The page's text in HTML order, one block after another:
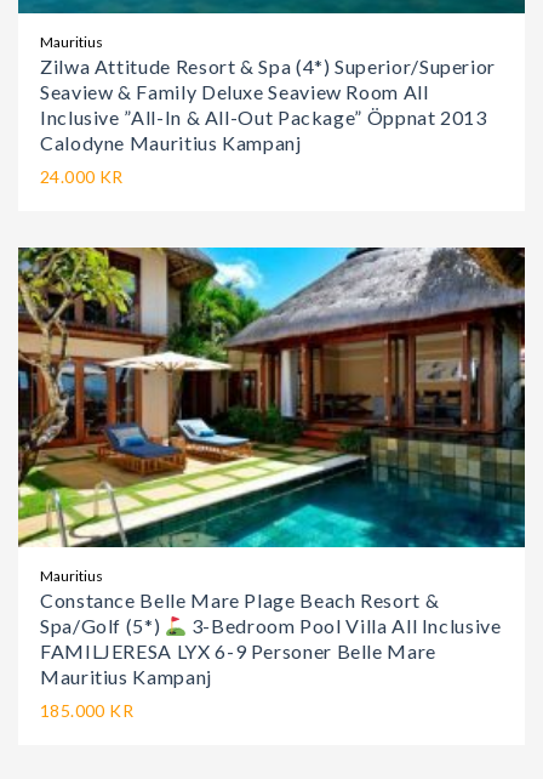
Mauritius
Zilwa Attitude Resort & Spa (4*) Superior/Superior
Seaview & Family Deluxe Seaview Room All
Inclusive ”All-In & All-Out Package” Öppnat 2013
Calodyne Mauritius Kampanj
24.000 KR
Mauritius
Constance Belle Mare Plage Beach Resort &
Spa/Golf (5*)
3-Bedroom Pool Villa All Inclusive
FAMILJERESA LYX 6-9 Personer Belle Mare
Mauritius Kampanj
185.000 KR